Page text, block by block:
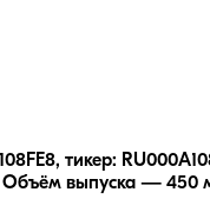
тикер:
Объём выпуска — 450